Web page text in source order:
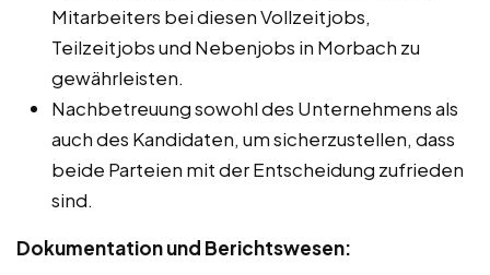
Mitarbeiters bei diesen Vollzeitjobs,
Teilzeitjobs und Nebenjobs in Morbach zu
gewährleisten.
Nachbetreuung sowohl des Unternehmens als
auch des Kandidaten, um sicherzustellen, dass
beide Parteien mit der Entscheidung zufrieden
sind.
Dokumentation und Berichtswesen: